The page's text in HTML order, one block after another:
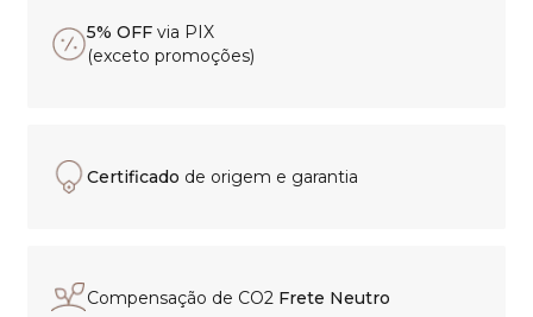
5% OFF via PIX
(exceto promoções)
Certificado de origem e garantia
Compensação de CO2 Frete Neutro